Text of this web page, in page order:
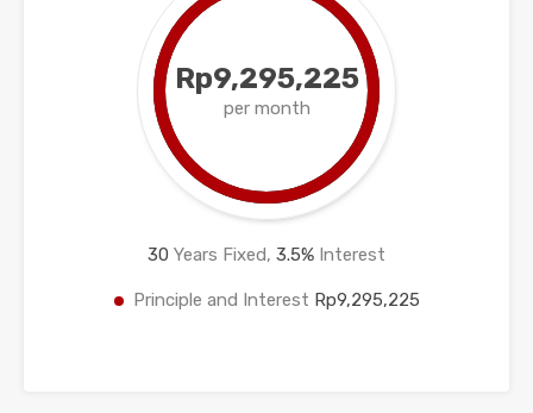
Rp9,295,225
per month
30 Years Fixed, 3.5% Interest
Principle and Interest Rp9,295,225